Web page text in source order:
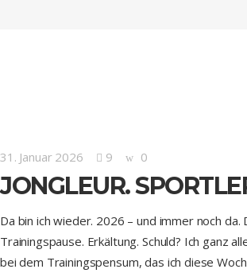
31. Januar 2026 9 0
JONGLEUR.
Da bin ich wieder. 2026 – und immer noch
Trainingspause. Erkältung. Schuld? Ich ganz
bei dem Trainingspensum, das ich diese